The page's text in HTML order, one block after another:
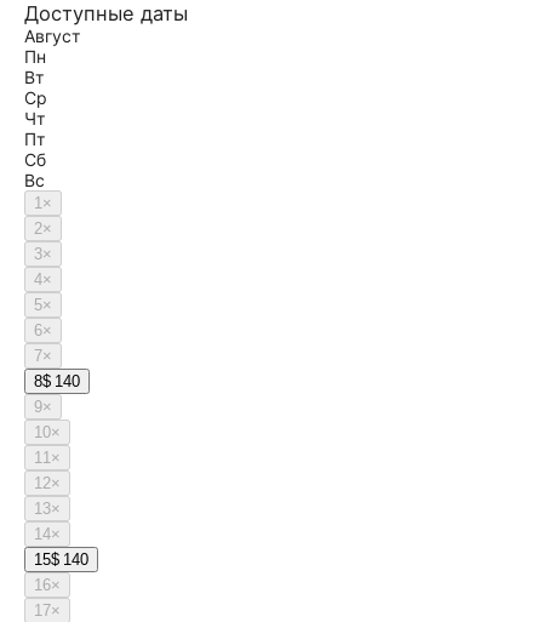
Доступные даты
Август
Пн
Вт
Ср
Чт
Пт
Сб
Вс
1×
2×
3×
4×
5×
6×
7×
8$ 140
9×
10×
11×
12×
13×
14×
15$ 140
16×
17×